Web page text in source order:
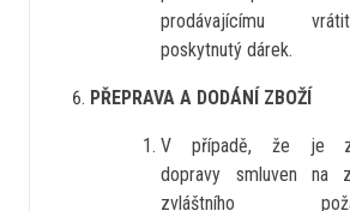
prodávajícímu
poskytnutý dárek.
PŘEPRAVA A DODÁNÍ ZBOŽÍ
V případě, že je
dopravy smluven na
zvláštního